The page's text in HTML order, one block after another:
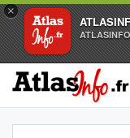
×
ATLASINFO